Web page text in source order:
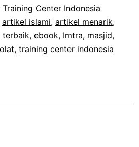
Training Center Indonesia
artikel islami, artikel menarik,
, ebook, Imtra, masjid,
, training center indonesia